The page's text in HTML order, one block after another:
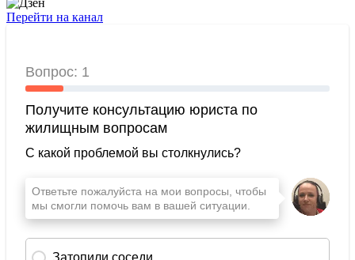
Перейти на канал